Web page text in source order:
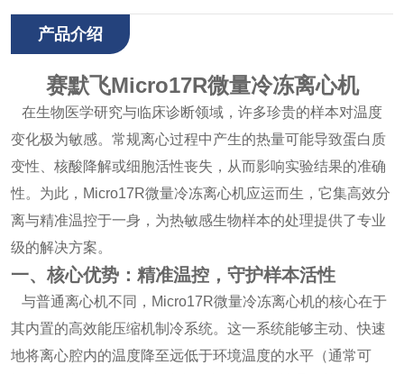
产品介绍
赛默飞Micro17R微量冷冻离心机
在生物医学研究与临床诊断领域，许多珍贵的样本对温度
变化极为敏感。常规离心过程中产生的热量可能导致蛋白质
变性、核酸降解或细胞活性丧失，从而影响实验结果的准确
性。为此，Micro17R微量冷冻离心机应运而生，它集高效分
离与精准温控于一身，为热敏感生物样本的处理提供了专业
级的解决方案。
一、核心优势：精准温控，守护样本活性
与普通离心机不同，Micro17R微量冷冻离心机的核心在于
其内置的高效能压缩机制冷系统。这一系统能够主动、快速
地将离心腔内的温度降至远低于环境温度的水平（通常可